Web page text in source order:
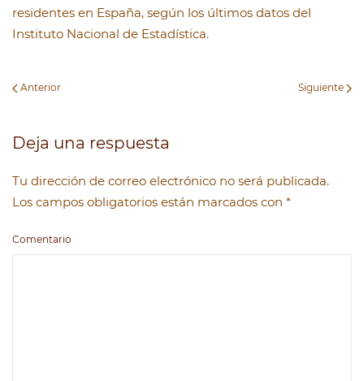
residentes en España, según los últimos datos del
Instituto Nacional de Estadística.
Anterior Siguiente
Deja una respuesta
Tu dirección de correo electrónico no será publicada.
Los campos obligatorios están marcados con *
Comentario